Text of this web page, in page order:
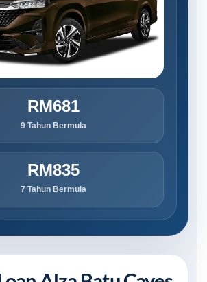
RM681
9 Tahun Bermula
RM835
7 Tahun Bermula